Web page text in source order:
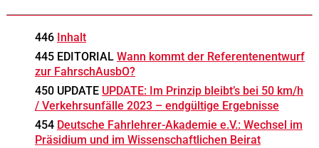
446 Inhalt
445 EDITORIAL Wann kommt der Referentenentwurf
zur FahrschAusbO?
450 UPDATE UPDATE: Im Prinzip bleibt’s bei 50 km/h
/ Verkehrsunfälle 2023 – endgültige Ergebnisse
454 Deutsche Fahrlehrer-Akademie e.V.: Wechsel im
Präsidium und im Wissenschaftlichen Beirat